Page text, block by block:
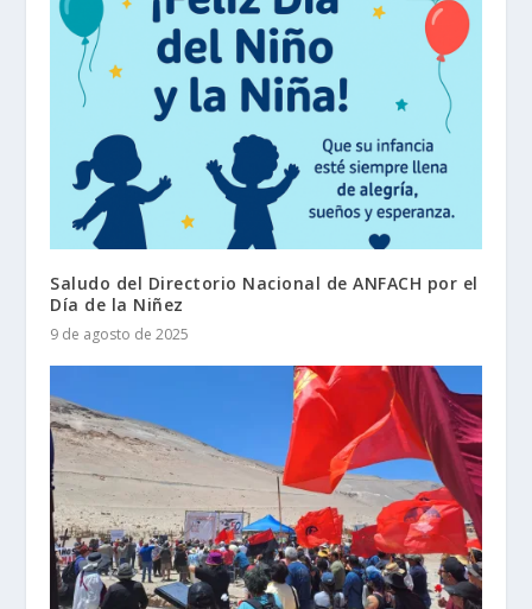
Saludo del Directorio Nacional de ANFACH por el
Día de la Niñez
9 de agosto de 2025